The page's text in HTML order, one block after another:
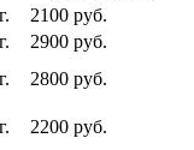
2100 руб.
2900 руб.
2800 руб.
2200 руб.